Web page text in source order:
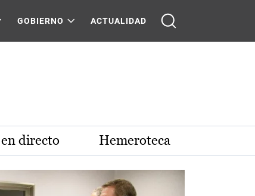
GOBIERNO ACTUALIDAD
directo Hemeroteca